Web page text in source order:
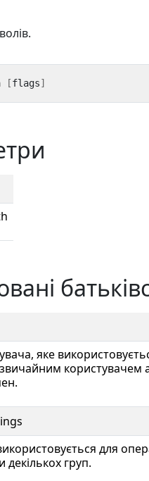
[flags]
яке
користувачем
для
декількох груп.